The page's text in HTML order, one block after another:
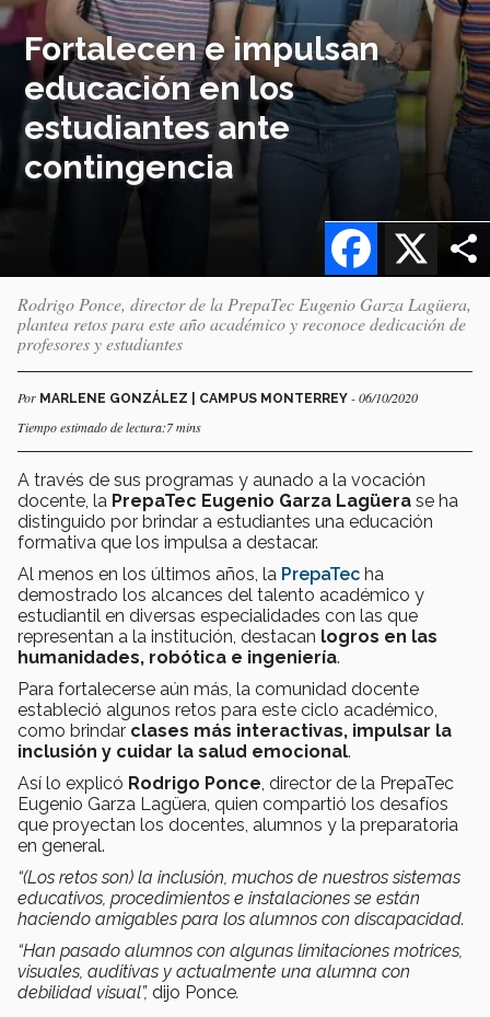
Fortalecen e impulsan
educación en los
estudiantes ante
contingencia
X
Facebook
Rodrigo Ponce, director de la PrepaTec Eugenio Garza Lagüera,
plantea retos para este año académico y reconoce dedicación de
profesores y estudiantes
Por MARLENE GONZÁLEZ | CAMPUS MONTERREY - 06/10/2020
Tiempo estimado de lectura:7 mins
A través de sus programas y aunado a la vocación
docente, la PrepaTec Eugenio Garza Lagüera se ha
distinguido por brindar a estudiantes una educación
formativa que los impulsa a destacar.
Al menos en los últimos años, la PrepaTec ha
demostrado los alcances del talento académico y
estudiantil en diversas especialidades con las que
representan a la institución, destacan logros en las
humanidades, robótica e ingeniería.
Para fortalecerse aún más, la comunidad docente
estableció algunos retos para este ciclo académico,
como brindar clases más interactivas, impulsar la
inclusión y cuidar la salud emocional.
Así lo explicó Rodrigo Ponce , director de la PrepaTec
Eugenio Garza Lagüera, quien compartió los desafíos
que proyectan los docentes, alumnos y la preparatoria
en general.
“(Los retos son) la inclusión, muchos de nuestros sistemas
educativos, procedimientos e instalaciones se están
haciendo amigables para los alumnos con discapacidad.
“Han pasado alumnos con algunas limitaciones motrices,
visuales, auditivas y actualmente una alumna con
debilidad visual”, dijo Ponce.